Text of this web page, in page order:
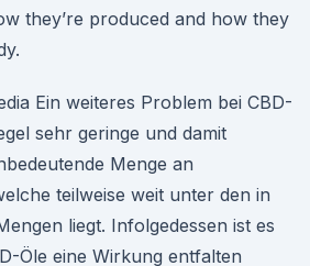
they’re produced and how they
Ein weiteres Problem bei CBD-
sehr geringe und damit
Menge an
teilweise weit unter den in
liegt. Infolgedessen ist es
Öle eine Wirkung entfalten